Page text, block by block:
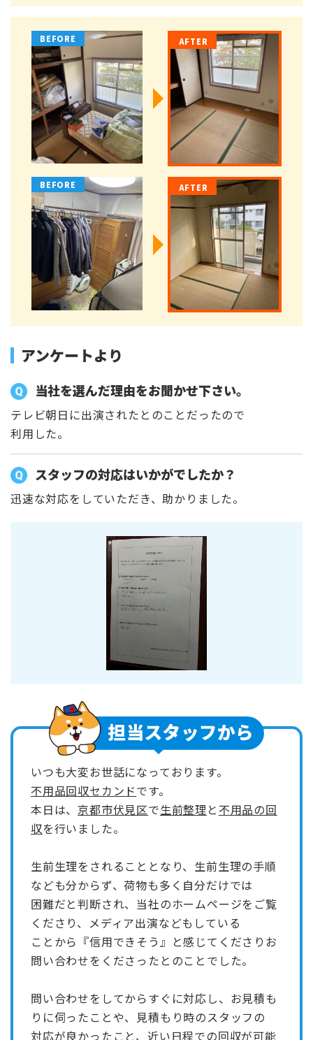
アンケートより
当社を選んだ理由をお聞かせ下さい。
テレビ朝日に出演されたとのことだったので
利用した。
スタッフの対応はいかがでしたか？
迅速な対応をしていただき、助かりました。
いつも大変お世話になっております。
不用品回収セカンドです。
本日は、京都市伏見区で生前整理と 不用品の回
収を行いました。
生前生理をされることとなり、生前生理の手順
なども分からず、荷物も多く自分だけでは
困難だと判断され、当社のホームページをご覧
くださり、メディア出演などもしている
ことから『信用できそう』と感じてくださりお
問い合わせをくださったとのことでした。
問い合わせをしてからすぐに対応し、お見積も
りに伺ったことや、見積もり時のスタッフの
対応が良かったこと、近い日程での回収が可能